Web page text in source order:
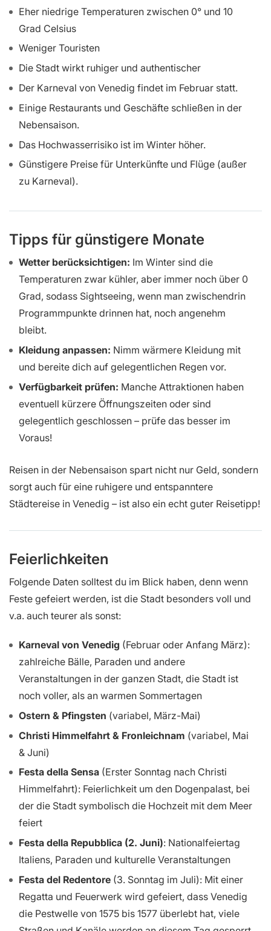
Eher niedrige Temperaturen zwischen 0° und 10
Grad Celsius
Weniger Touristen
Die Stadt wirkt ruhiger und authentischer
Der Karneval von Venedig findet im Februar statt.
Einige Restaurants und Geschäfte schließen in der
Nebensaison.
Das Hochwasserrisiko ist im Winter höher.
Günstigere Preise für Unterkünfte und Flüge (außer
zu Karneval).
Tipps für günstigere Monate
Wetter berücksichtigen: Im Winter sind die
Temperaturen zwar kühler, aber immer noch über 0
Grad, sodass Sightseeing, wenn man zwischendrin
Programmpunkte drinnen hat, noch angenehm
bleibt.
Kleidung anpassen: Nimm wärmere Kleidung mit
und bereite dich auf gelegentlichen Regen vor.
Verfügbarkeit prüfen: Manche Attraktionen haben
eventuell kürzere Öffnungszeiten oder sind
gelegentlich geschlossen – prüfe das besser im
Voraus!
Reisen in der Nebensaison spart nicht nur Geld, sondern
sorgt auch für eine ruhigere und entspanntere
Städtereise in Venedig – ist also ein echt guter Reisetipp!
Feierlichkeiten
Folgende Daten solltest du im Blick haben, denn wenn
Feste gefeiert werden, ist die Stadt besonders voll und
v.a. auch teurer als sonst:
Karneval von Venedig (Februar oder Anfang März):
zahlreiche Bälle, Paraden und andere
Veranstaltungen in der ganzen Stadt, die Stadt ist
noch voller, als an warmen Sommertagen
Ostern & Pfingsten (variabel, März-Mai)
Christi Himmelfahrt & Fronleichnam (variabel, Mai
& Juni)
Festa della Sensa (Erster Sonntag nach Christi
Himmelfahrt): Feierlichkeit um den Dogenpalast, bei
der die Stadt symbolisch die Hochzeit mit dem Meer
feiert
Festa della Repubblica (2. Juni): Nationalfeiertag
Italiens, Paraden und kulturelle Veranstaltungen
Festa del Redentore (3. Sonntag im Juli): Mit einer
Regatta und Feuerwerk wird gefeiert, dass Venedig
die Pestwelle von 1575 bis 1577 überlebt hat, viele